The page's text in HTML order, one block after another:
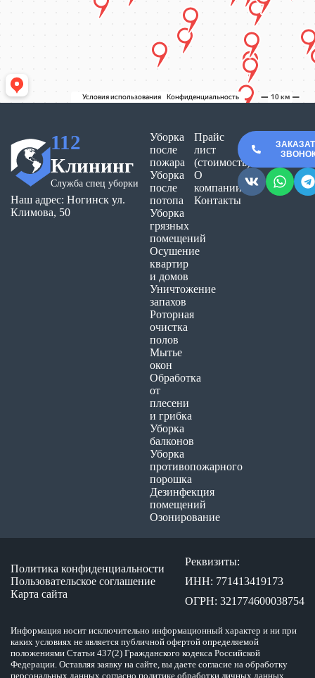
112
Клининг
Служба спец уборки
Наш адрес: Ногинск ул.
Климова, 50
Уборка
после
пожара
Уборка
после
потопа
Уборка
грязных
помещений
Осушение
квартир
и домов
Уничтожение
запахов
Роторная
очистка
полов
Мытье
окон
Обработка
от
плесени
и грибка
Уборка
балконов
Уборка
противопожарного
порошка
Дезинфекция
помещений
Озонирование
Прайс
лист
(стоимость)
О
компании
Контакты
Политика конфиденциальности
Пользовательское соглашение
Карта сайта
Реквизиты:
ИНН: 771413419173
ОГРН: 321774600038754
Информация носит исключительно информационный характер и ни при
каких условиях не является публичной офертой определяемой
положениями Статьи 437(2) Гражданского кодекса Российской
Федерации. Оставляя заявку на сайте, вы даете согласие на обработку
персональных данных согласно политике обработки личных данных.